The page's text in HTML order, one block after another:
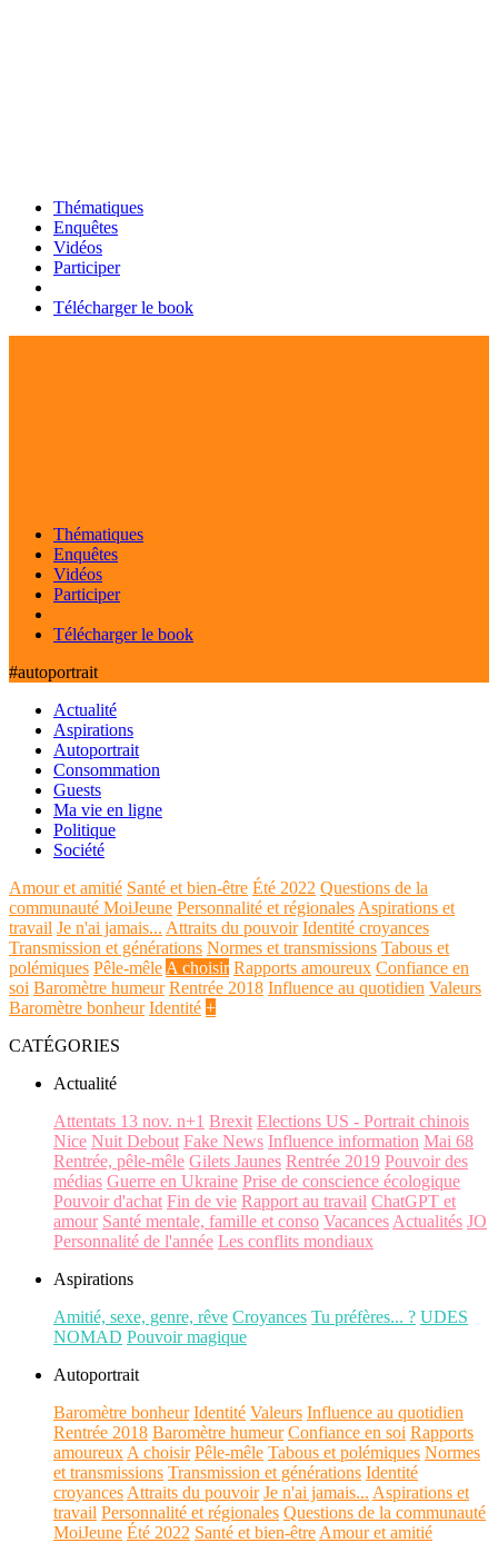
Thématiques
Enquêtes
Vidéos
Participer
Télécharger le book
Thématiques
Enquêtes
Vidéos
Participer
Télécharger le book
#autoportrait
Actualité
Aspirations
Autoportrait
Consommation
Guests
Ma vie en ligne
Politique
Société
Amour et amitié Santé et bien-être Été 2022 Questions de la
communauté MoiJeune Personnalité et régionales Aspirations et
travail Je n'ai jamais... Attraits du pouvoir Identité croyances
Transmission et générations Normes et transmissions Tabous et
polémiques Pêle-mêle A choisir Rapports amoureux Confiance en
soi Baromètre humeur Rentrée 2018 Influence au quotidien Valeurs
Baromètre bonheur Identité +
CATÉGORIES
Actualité
Attentats 13 nov. n+1 Brexit Elections US - Portrait chinois
Nice Nuit Debout Fake News Influence information Mai 68
Rentrée, pêle-mêle Gilets Jaunes Rentrée 2019 Pouvoir des
médias Guerre en Ukraine Prise de conscience écologique
Pouvoir d'achat Fin de vie Rapport au travail ChatGPT et
amour Santé mentale, famille et conso Vacances Actualités JO
Personnalité de l'année Les conflits mondiaux
Aspirations
Amitié, sexe, genre, rêve Croyances Tu préfères... ? UDES
NOMAD Pouvoir magique
Autoportrait
Baromètre bonheur Identité Valeurs Influence au quotidien
Rentrée 2018 Baromètre humeur Confiance en soi Rapports
amoureux A choisir Pêle-mêle Tabous et polémiques Normes
et transmissions Transmission et générations Identité
croyances Attraits du pouvoir Je n'ai jamais... Aspirations et
travail Personnalité et régionales Questions de la communauté
MoiJeune Été 2022 Santé et bien-être Amour et amitié